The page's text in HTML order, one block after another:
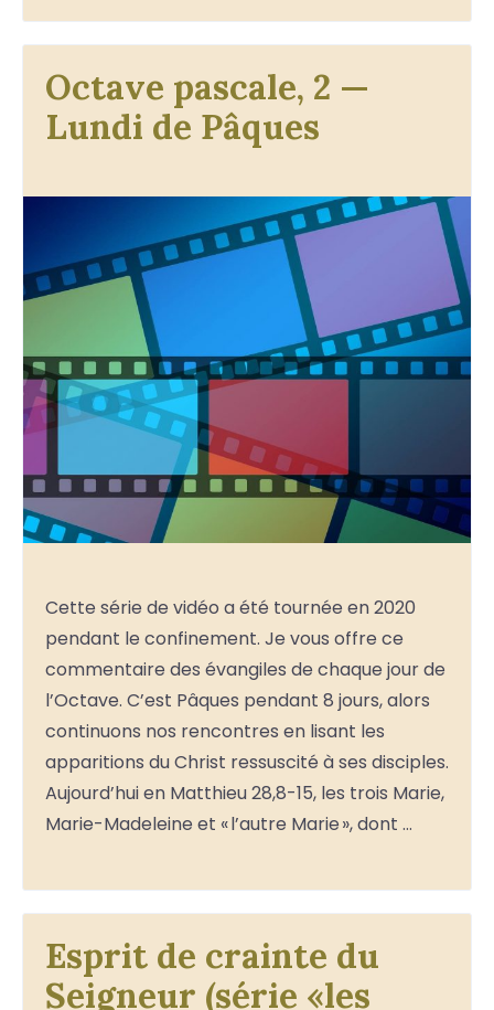
Octave pascale, 2 —
Lundi de Pâques
Cette série de vidéo a été tournée en 2020
pendant le confinement. Je vous offre ce
commentaire des évangiles de chaque jour de
l’Octave. C’est Pâques pendant 8 jours, alors
continuons nos rencontres en lisant les
apparitions du Christ ressuscité à ses disciples.
Aujourd’hui en Matthieu 28,8-15, les trois Marie,
Marie-Madeleine et « l’autre Marie », dont …
Esprit de crainte du
Seigneur (série «les